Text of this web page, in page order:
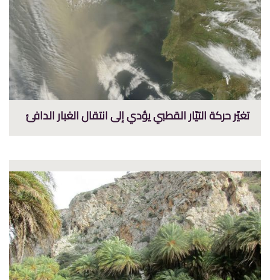
تغيّر حركة التيّار القطبي يؤدي إلى انتقال الغبار الدافئ